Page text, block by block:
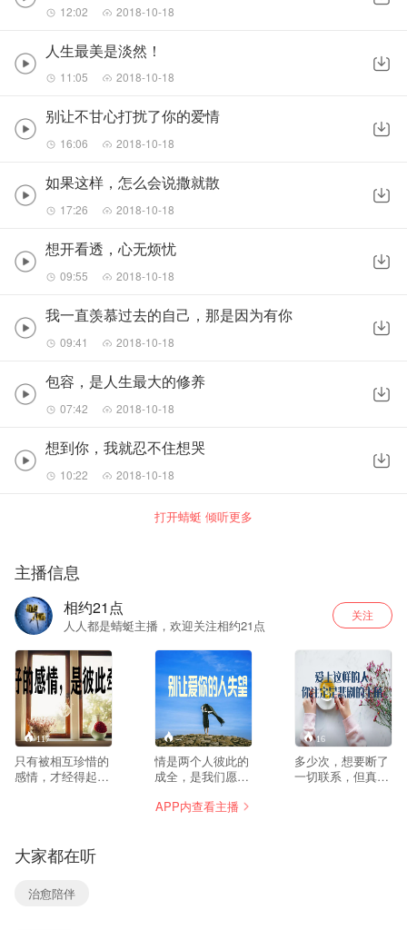
12:02 2018-10-18
人生最美是淡然！
11:05 2018-10-18
别让不甘心打扰了你的爱情
16:06 2018-10-18
如果这样，怎么会说撒就散
17:26 2018-10-18
想开看透，心无烦忧
09:55 2018-10-18
我一直羡慕过去的自己，那是因为有你
09:41 2018-10-18
包容，是人生最大的修养
07:42 2018-10-18
想到你，我就忍不住想哭
10:22 2018-10-18
打开蜻蜓 倾听更多
主播信息
相约21点
人人都是蜻蜓主播，欢迎关注相约21点
关注
117
只有被相互珍惜的
感情，才经得起时
沉淀出最真最好的
感情。那些因为时
的人，其实是不够
--
情是两个人彼此的
成全，是我们愿意
个更好的人。之前
16
多少次，想要断了
一切联系，但真正
APP内查看主播
大家都在听
治愈陪伴